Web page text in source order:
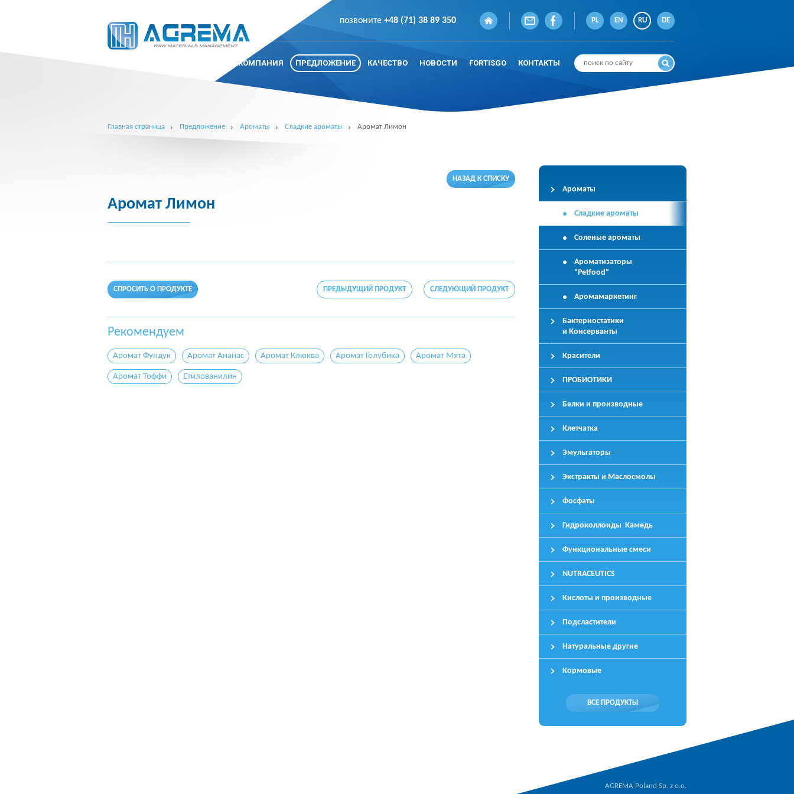
позвоните +48 (71) 38 89 350 PL EN RU DE
КОМПАНИЯ ПРЕДЛОЖЕНИЕ КАЧЕСТВО НОВОСТИ FORTISGO КОНТАКТЫ
Главная страница Предложение Ароматы Сладкие ароматы Аромат Лимон
Ароматы
Сладкие ароматы
Соленые ароматы
Ароматизаторы
"Petfood"
Аромамаркетинг
Бактериостатики
и Консерванты
Красители
ПРОБИОТИКИ
Белки и производные
Клетчатка
Эмульгаторы
Экстракты и Маслосмолы
Фосфаты
Гидроколлоиды Камедь
Функциональные смеси
NUTRACEUTICS
Кислоты и производные
Подсластители
Натуральные другие
Кормовые
ВСЕ ПРОДУКТЫ
НАЗАД К СПИСКУ
Аромат Лимон
СПРОСИТЬ О ПРОДУКТЕ ПРЕДЫДУЩИЙ ПРОДУКТ СЛЕДУЮЩИЙ ПРОДУКТ
Рекомендуем
Аромат Фундук Аромат Ананас Аромат Клюква Аромат Голубика Аромат Мята
Аромат Тоффи Етилованилин
AGREMA Poland Sp. z o.o.